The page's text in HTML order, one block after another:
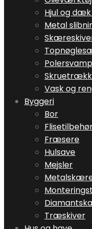
Hjul og
Metal
Vask og
Byggeri
Bor
Fræsere
Hulsave
Mejsler
Træskiver